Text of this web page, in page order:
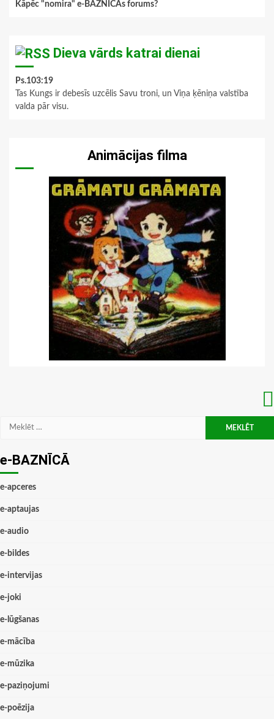
Kāpēc "nomira" e-BAZNĪCAs forums?
Dieva vārds katrai dienai
Ps.103:19
Tas Kungs ir debesīs uzcēlis Savu troni, un Viņa ķēniņa valstība
valda pār visu.
Animācijas filma
Meklēt:
e-BAZNĪCĀ
e-apceres
e-aptaujas
e-audio
e-bildes
e-intervijas
e-joki
e-lūgšanas
e-mācība
e-mūzika
e-paziņojumi
e-poēzija